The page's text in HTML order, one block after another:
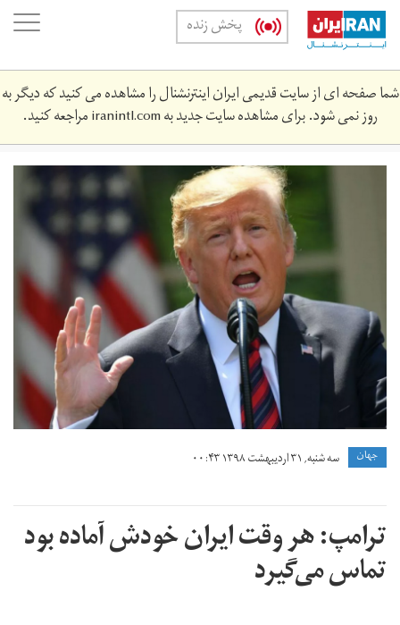
Skip
main
content
پخش زنده
شما صفحه ای از سایت قدیمی ایران اینترنشنال را مشاهده می کنید که دیگر به
روز نمی شود. برای مشاهده سایت جدید بهiranintl.comمراجعه کنید.
screen_shot_2019-
20_at_4.‎11.‎07_pm.png
جهان سه شنبه, ۳۱ اردیبهشت ۱۳۹۸ ۰۰:۴۳
ترامپ: هر وقت ایران خودش آماده بود
تماس می‌گیرد